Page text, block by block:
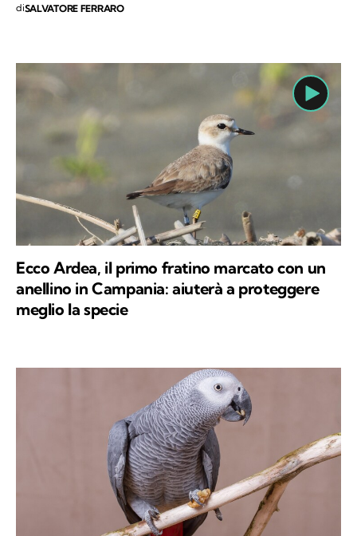
diSALVATORE FERRARO
Ecco Ardea, il primo fratino marcato con un
anellino in Campania: aiuterà a proteggere
meglio la specie